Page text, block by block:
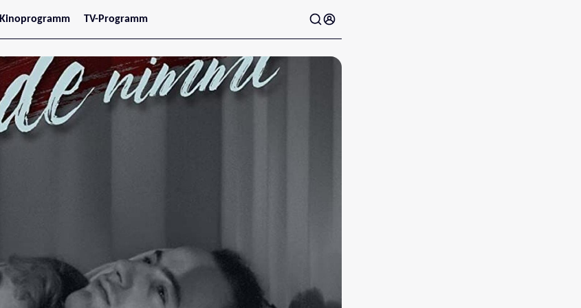
Kinoprogramm
Jetzt im Kino
Wien
Niederösterreich
Oberösterreich
Steiermark
Burgenland
Kärnten
TV-Programm